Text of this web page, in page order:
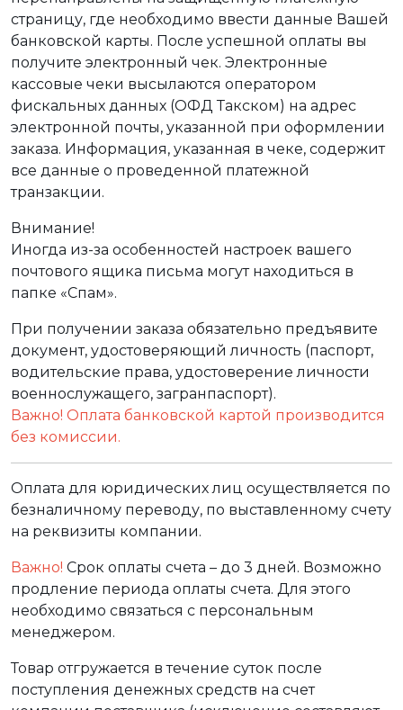
страницу, где необходимо ввести данные Вашей
банковской карты. После успешной оплаты вы
получите электронный чек. Электронные
кассовые чеки высылаются оператором
фискальных данных (ОФД Такском) на адрес
электронной почты, указанной при оформлении
заказа. Информация, указанная в чеке, содержит
все данные о проведенной платежной
транзакции.
Внимание!
Иногда из-за особенностей настроек вашего
почтового ящика письма могут находиться в
папке «Спам».
При получении заказа обязательно предъявите
документ, удостоверяющий личность (паспорт,
водительские права, удостоверение личности
военнослужащего, загранпаспорт).
Важно! Оплата банковской картой производится
без комиссии.
Оплата для юридических лиц осуществляется по
безналичному переводу, по выставленному счету
на реквизиты компании.
Важно! Срок оплаты счета – до 3 дней. Возможно
продление периода оплаты счета. Для этого
необходимо связаться с персональным
менеджером.
Товар отгружается в течение суток после
поступления денежных средств на счет